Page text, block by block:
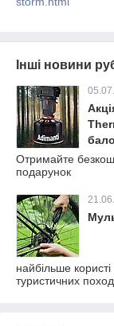
Інші новини
Отримайте
подарунок
найбільше
туристичних